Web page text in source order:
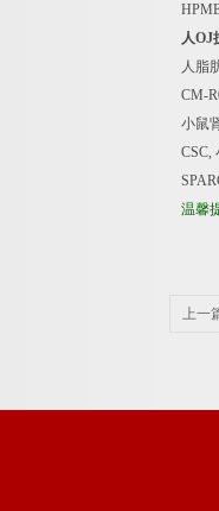
人OJ
人脂
CM-
小鼠
CSC,
温馨
上一